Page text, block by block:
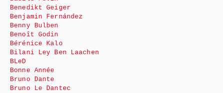
Benedikt Geiger
Benjamin Fernández
Benny Bulben
Benoît Godin
Bérénice Kalo
Bilani Ley Ben Laachen
BLeD
Bonne Année
Bruno Dante
Bruno Le Dantec